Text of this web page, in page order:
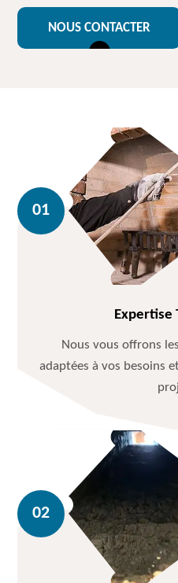
NOUS CONTACTER
Expertise
Nous vous offrons
adaptées à vos besoins